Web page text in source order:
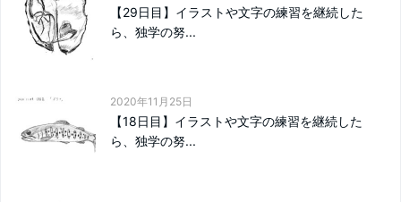
【29日目】イラストや文字の練習を継続した
ら、独学の努...
2020年11月25日
【18日目】イラストや文字の練習を継続した
ら、独学の努...